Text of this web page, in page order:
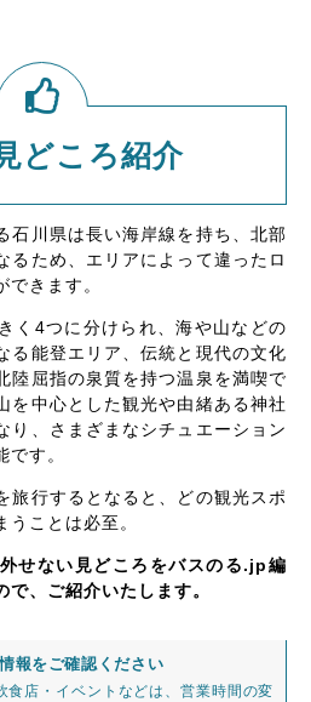
どころ紹介
石川県は長い海岸線を持ち、北部
るため、エリアによって違ったロ
きます。
く4つに分けられ、海や山などの
る能登エリア、伝統と現代の文化
陸屈指の泉質を持つ温泉を満喫で
を中心とした観光や由緒ある神社
り、さまざまなシチュエーション
す。
旅行するとなると、どの観光スポ
ことは必至。
せない見どころをバスのる.jp編
、ご紹介いたします。
報をご確認ください
食店・イベントなどは、営業時間の変